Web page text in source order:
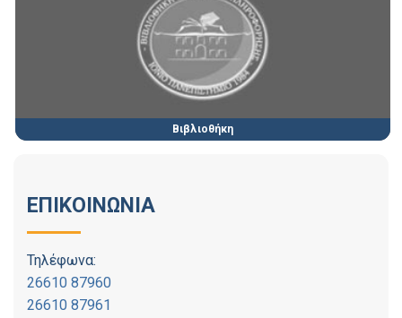
Βιβλιοθήκη
ΕΠΙΚΟΙΝΩΝΙΑ
Τηλέφωνα:
26610 87960
26610 87961